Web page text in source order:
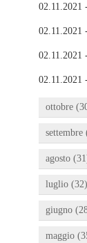
02.11.2021
02.11.2021
02.11.2021
02.11.2021
ottobre
settembre
agosto
luglio (32)
giugno
maggio